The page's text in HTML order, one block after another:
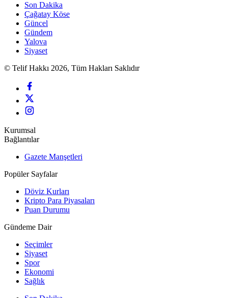
Son Dakika
Çağatay Köse
Güncel
Gündem
Yalova
Siyaset
© Telif Hakkı 2026, Tüm Hakları Saklıdır
Kurumsal
Bağlantılar
Gazete Manşetleri
Popüler Sayfalar
Döviz Kurları
Kripto Para Piyasaları
Puan Durumu
Gündeme Dair
Seçimler
Siyaset
Spor
Ekonomi
Sağlık